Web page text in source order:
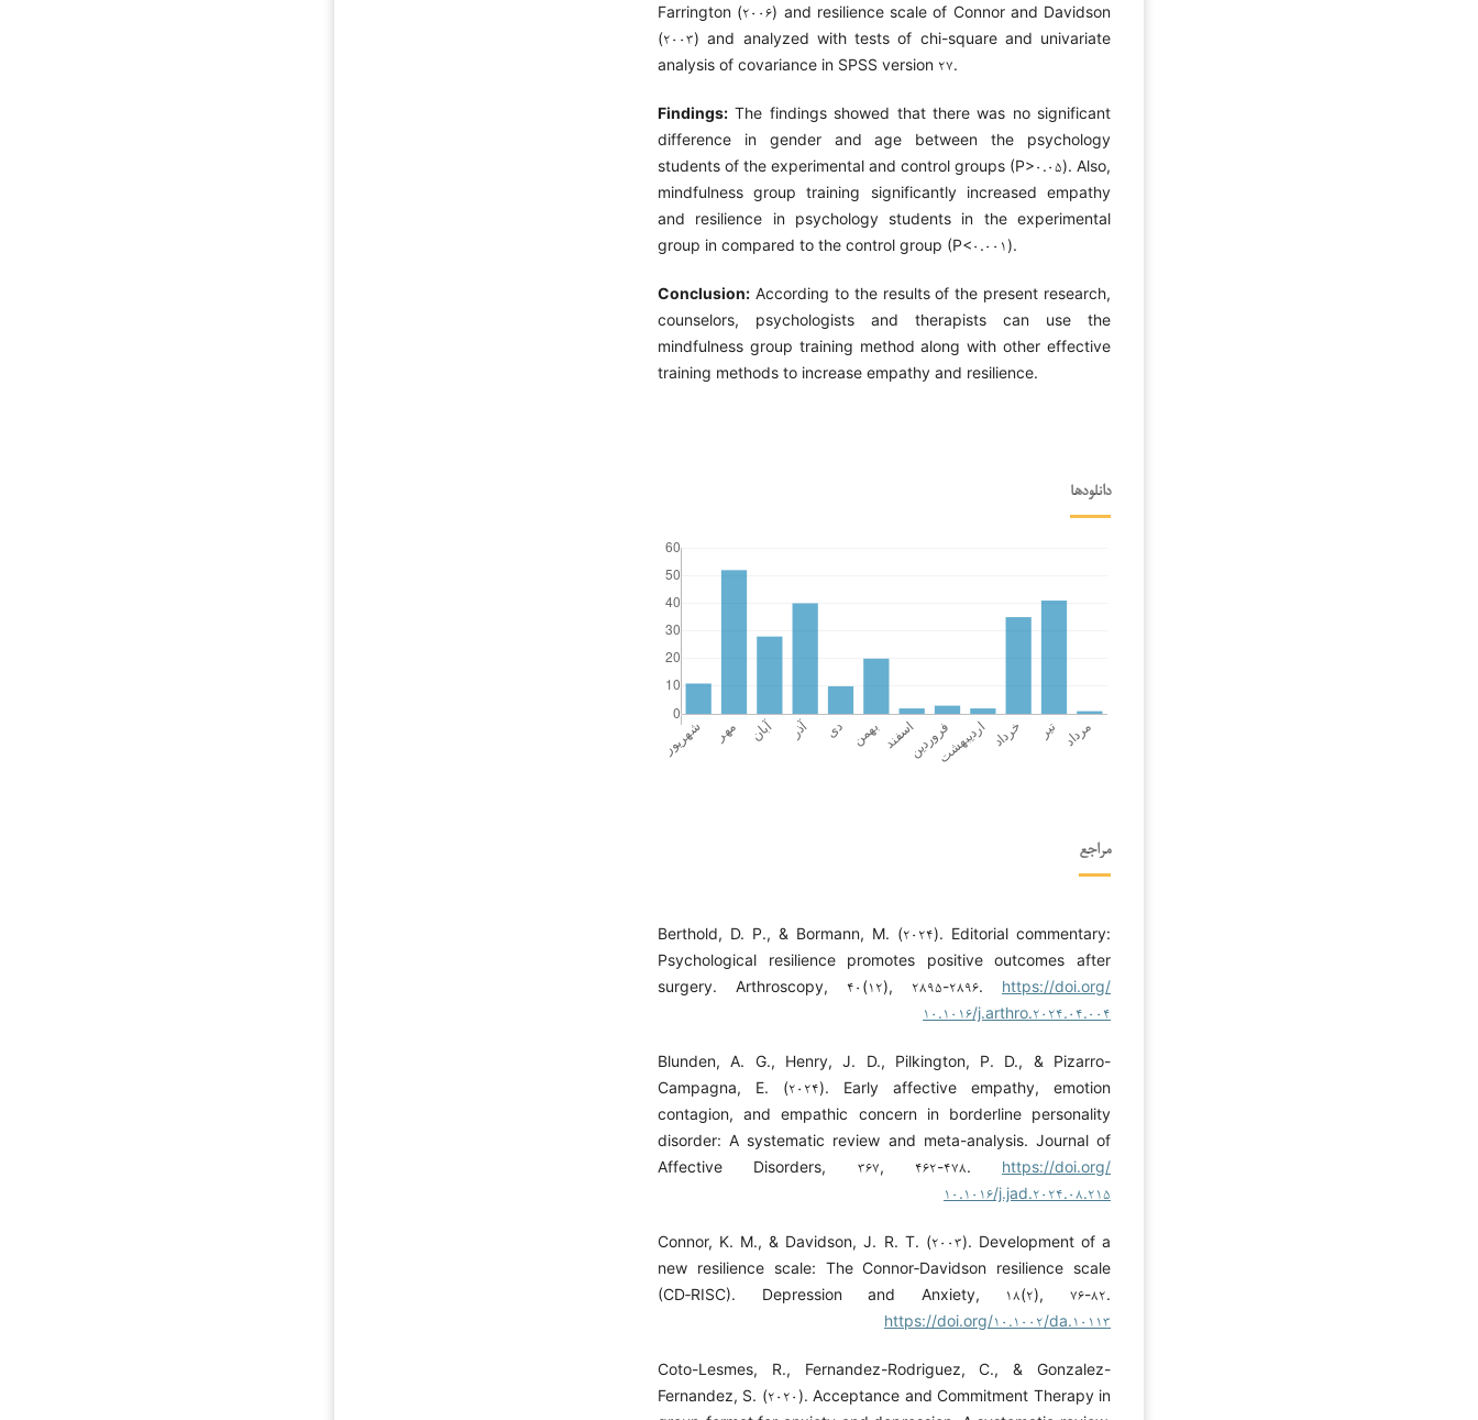
Farrington (۲۰۰۶) and resilience scale of Connor and Davidson
(۲۰۰۳) and analyzed with tests of chi-square and univariate
analysis of covariance in SPSS version ۲۷.
Findings: The findings showed that there was no significant
difference in gender and age between the psychology
students of the experimental and control groups (P>۰.۰۵). Also,
mindfulness group training significantly increased empathy
and resilience in psychology students in the experimental
group in compared to the control group (P<۰.۰۰۱).
Conclusion: According to the results of the present research,
counselors, psychologists and therapists can use the
mindfulness group training method along with other effective
training methods to increase empathy and resilience.
دانلودها
مراجع
Berthold, D. P., & Bormann, M. (۲۰۲۴). Editorial commentary:
Psychological resilience promotes positive outcomes after
surgery. Arthroscopy, ۴۰(۱۲), ۲۸۹۵-۲۸۹۶. https://doi.org/
۱۰.۱۰۱۶/j.arthro.۲۰۲۴.۰۴.۰۰۴
Blunden, A. G., Henry, J. D., Pilkington, P. D., & Pizarro-
Campagna, E. (۲۰۲۴). Early affective empathy, emotion
contagion, and empathic concern in borderline personality
disorder: A systematic review and meta-analysis. Journal of
Affective Disorders, ۳۶۷, ۴۶۲-۴۷۸. https://doi.org/
۱۰.۱۰۱۶/j.jad.۲۰۲۴.۰۸.۲۱۵
Connor, K. M., & Davidson, J. R. T. (۲۰۰۳). Development of a
new resilience scale: The Connor‐Davidson resilience scale
(CD‐RISC). Depression and Anxiety, ۱۸(۲), ۷۶-۸۲.
https://doi.org/۱۰.۱۰۰۲/da.۱۰۱۱۳
Coto-Lesmes, R., Fernandez-Rodriguez, C., & Gonzalez-
Fernandez, S. (۲۰۲۰). Acceptance and Commitment Therapy in